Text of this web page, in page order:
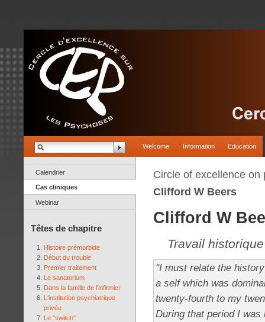
Welcome Information Education
Calendrier
Cas cliniques
Webinar
Têtes de chapitre
Histoire prémorbide
Début du trouble
Premier traitement
Le sanatorium
Dans la famille de l'infirmier
L'institution psychiatrique
privée
Le "switch"
Circle of excellence on
Clifford W Beers
Clifford W
Travail
"I must relate the
a self which was
twenty-fourth to my
During that period I was